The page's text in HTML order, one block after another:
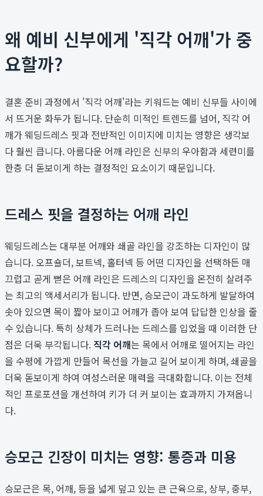
왜 예비 신부에게 '직각 어깨'가 중
요할까?
결혼 준비 과정에서 '직각 어깨'라는 키워드는 예비 신부들 사이에
서 뜨거운 화두가 됩니다. 단순히 미적인 트렌드를 넘어, 직각 어
깨가 웨딩드레스 핏과 전반적인 이미지에 미치는 영향은 생각보
다 훨씬 큽니다. 아름다운 어깨 라인은 신부의 우아함과 세련미를
한층 더 돋보이게 하는 결정적인 요소이기 때문입니다.
드레스 핏을 결정하는 어깨 라인
웨딩드레스는 대부분 어깨와 쇄골 라인을 강조하는 디자인이 많
습니다. 오프숄더, 보트넥, 홀터넥 등 어떤 디자인을 선택하든 매
끄럽고 곧게 뻗은 어깨 라인은 드레스의 디자인을 온전히 살려주
는 최고의 액세서리가 됩니다. 반면, 승모근이 과도하게 발달하여
솟아 있으면 목이 짧아 보이고 어깨가 좁아 보여 답답한 인상을 줄
수 있습니다. 특히 상체가 드러나는 드레스를 입었을 때 이러한 단
점은 더욱 부각됩니다. 직각 어깨는 목에서 어깨로 떨어지는 라인
을 수평에 가깝게 만들어 목선을 가늘고 길어 보이게 하며, 쇄골을
더욱 돋보이게 하여 여성스러운 매력을 극대화합니다. 이는 전체
적인 프로포션을 개선하여 키가 더 커 보이는 효과까지 가져옵니
다.
승모근 긴장이 미치는 영향: 통증과 미용
승모근은 목, 어깨, 등을 넓게 덮고 있는 큰 근육으로, 상부, 중부,